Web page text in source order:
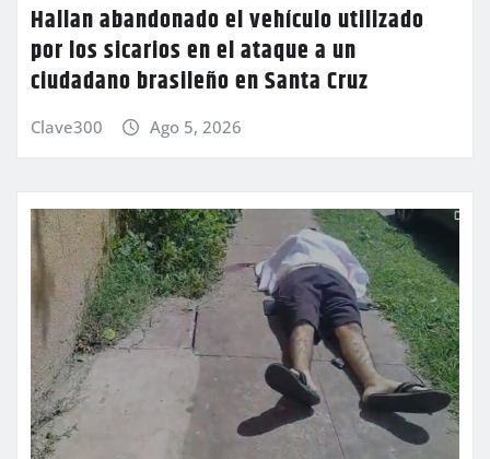
Hallan abandonado el vehículo utilizado
por los sicarios en el ataque a un
ciudadano brasileño en Santa Cruz
Clave300 Ago 5, 2026